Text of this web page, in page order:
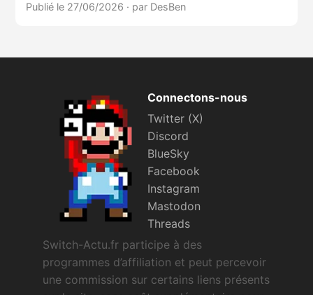
Publié le 27/06/2026 · par DesBen
Connectons-nous
Twitter (X)
Discord
BlueSky
Facebook
Instagram
Mastodon
Threads
Switch-Actu.fr participe à des
programmes d’affiliation et peut percevoir
une commission sur certains liens présents